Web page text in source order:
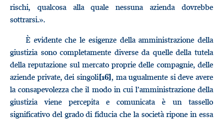
rischi, qualcosa alla quale nessuna azienda dovrebbe
sottrarsi.».
È evidente che le esigenze della amministrazione della
giustizia sono completamente diverse da quelle della tutela
della reputazione sul mercato proprie delle compagnie, delle
aziende private, dei singoli[16], ma ugualmente si deve avere
la consapevolezza che il modo in cui l’amministrazione della
giustizia viene percepita e comunicata è un tassello
significativo del grado di fiducia che la società ripone in essa